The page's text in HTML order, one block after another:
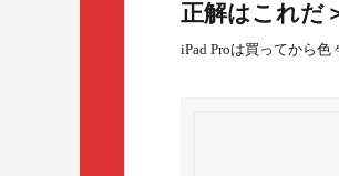
正解はこれだ
iPad Proは買ってから